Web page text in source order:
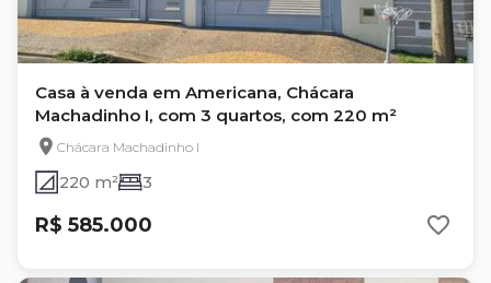
Casa à venda em Americana, Chácara
Machadinho I, com 3 quartos, com 220 m²
Chácara Machadinho I
220 m² 3
R$ 585.000